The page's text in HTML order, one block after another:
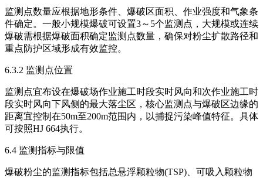
监测点数量应根据地形条件、爆破区面积、作业强度和气象条
件确定。一般小规模爆破可设置3～5个监测点，大规模或连续
爆破需根据爆破面积确定监测点数量，确保对粉尘扩散路径和
重点防护区域形成有效监控。
6.3.2 监测点位置
监测点宜布设在爆破场作业施工时段实时风向和次作业施工时
段实时风向下风侧的最大落尘区，核心监测点与爆破区边缘的
距离宜控制在50m至200m范围内，以捕捉污染峰值特征。具体
可按照HJ 664执行。
6.4 监测指标与限值
爆破粉尘的监测指标包括总悬浮颗粒物(TSP)、可吸入颗粒物